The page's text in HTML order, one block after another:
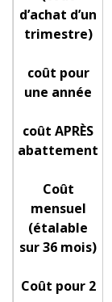
d’achat d’un
trimestre)
coût pour
une année
coût APRÈS
abattement
Coût
mensuel
(étalable
sur 36 mois)
Coût pour 2